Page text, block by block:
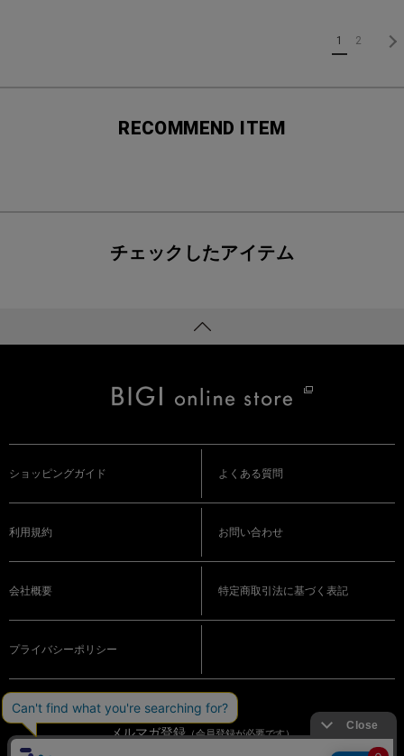
1 2
RECOMMEND ITEM
チェックしたアイテム
ショッピングガイド よくある質問
利用規約 お問い合わせ
会社概要 特定商取引法に基づく表記
プライバシーポリシー
メルマガ登録（会員登録が必要です）